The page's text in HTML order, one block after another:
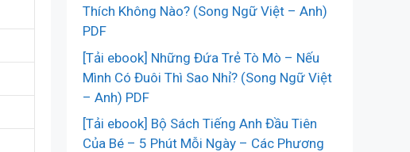
Thích Không Nào? (Song Ngữ Việt – Anh)
PDF
[Tải ebook] Những Đứa Trẻ Tò Mò – Nếu
Mình Có Đuôi Thì Sao Nhỉ? (Song Ngữ Việt
– Anh) PDF
[Tải ebook] Bộ Sách Tiếng Anh Đầu Tiên
Của Bé – 5 Phút Mỗi Ngày – Các Phương